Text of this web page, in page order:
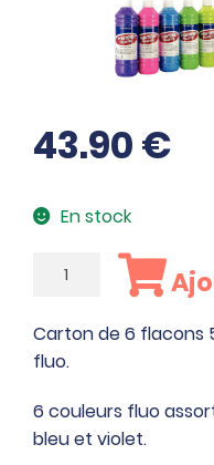
43.90€
En stock
quantité
de
6
flacons
500
Carton de 6 flacons
fluo.
6 couleurs fluo
bleu et violet.